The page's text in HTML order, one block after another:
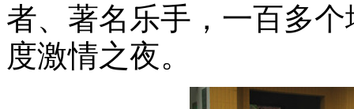
者、著名乐手，一百多
度激情之夜。